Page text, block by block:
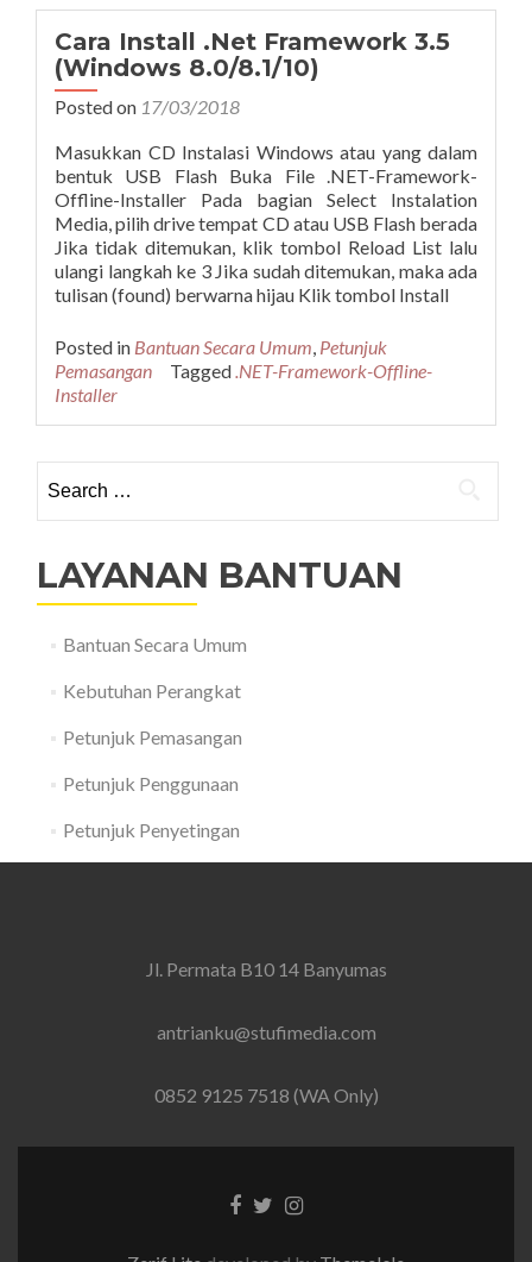
Cara Install .Net Framework 3.5
(Windows 8.0/8.1/10)
Posted on 17/03/2018
Masukkan CD Instalasi Windows atau yang dalam
bentuk USB Flash Buka File .NET-Framework-
Offline-Installer Pada bagian Select Instalation
Media, pilih drive tempat CD atau USB Flash berada
Jika tidak ditemukan, klik tombol Reload List lalu
ulangi langkah ke 3 Jika sudah ditemukan, maka ada
tulisan (found) berwarna hijau Klik tombol Install
Posted in Bantuan Secara Umum, Petunjuk
Pemasangan
Tagged.NET-Framework-Offline-
Installer
for:
LAYANAN BANTUAN
Bantuan Secara Umum
Kebutuhan Perangkat
Petunjuk Pemasangan
Petunjuk Penggunaan
Petunjuk Penyetingan
Jl. Permata B10 14 Banyumas
antrianku@stufimedia.com
0852 9125 7518 (WA Only)
Facebook
TwitterInstagram